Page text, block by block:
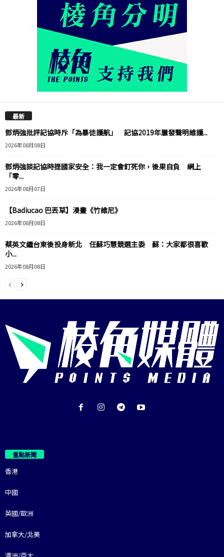
最新
鄧炳強批評記協時斥「為暴徒護航」 記協2019年屢發聲明維護...
2026年08月08日
鄧炳強談記協時提國家安全：我一定會釘死你，後果自負 網上
「零...
2026年08月07日
【Badiucao 巴丟草】漫畫《竹維尼》
2026年08月08日
蔡英文繼台東後投身新北 任蘇巧慧競選主委 蘇：大家都很喜歡
小...
2026年08月08日
重點新聞
香港
中國
英國/歐洲
加拿大/北美